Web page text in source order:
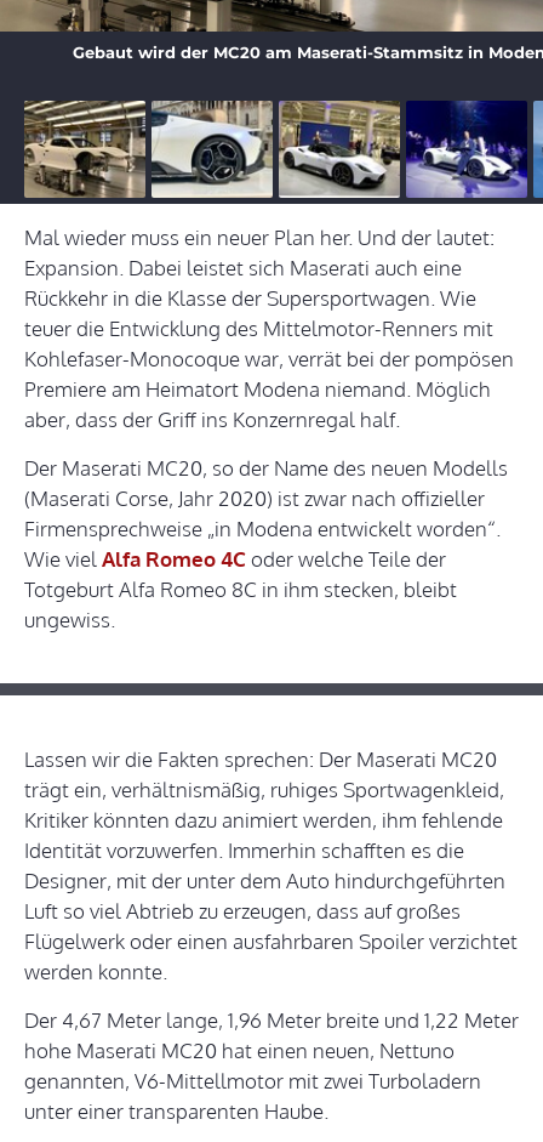
Gebaut wird der MC20 am Maserati-Stammsitz in
Mal wieder muss ein neuer Plan her. Und der lautet:
Expansion. Dabei leistet sich Maserati auch eine
Rückkehr in die Klasse der Supersportwagen. Wie
teuer die Entwicklung des Mittelmotor-Renners mit
Kohlefaser-Monocoque war, verrät bei der pompösen
Premiere am Heimatort Modena niemand. Möglich
aber, dass der Griff ins Konzernregal half.
Der Maserati MC20, so der Name des neuen Modells
(Maserati Corse, Jahr 2020) ist zwar nach offizieller
Firmensprechweise „in Modena entwickelt worden“.
Wie vielAlfa Romeo 4Coder welche Teile der
Totgeburt Alfa Romeo 8C in ihm stecken, bleibt
ungewiss.
Lassen wir die Fakten sprechen: Der Maserati MC20
trägt ein, verhältnismäßig, ruhiges Sportwagenkleid,
Kritiker könnten dazu animiert werden, ihm fehlende
Identität vorzuwerfen. Immerhin schafften es die
Designer, mit der unter dem Auto hindurchgeführten
Luft so viel Abtrieb zu erzeugen, dass auf großes
Flügelwerk oder einen ausfahrbaren Spoiler verzichtet
werden konnte.
Der 4,67 Meter lange, 1,96 Meter breite und 1,22 Meter
hohe Maserati MC20 hat einen neuen, Nettuno
genannten, V6-Mittellmotor mit zwei Turboladern
unter einer transparenten Haube.